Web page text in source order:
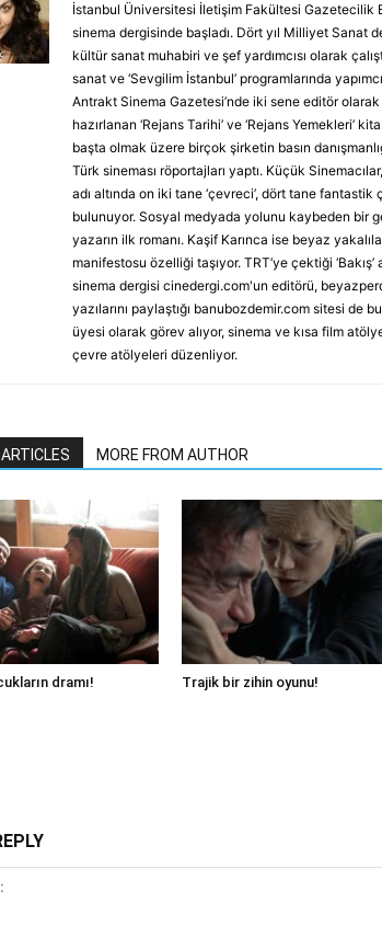
İstanbul Üniversitesi İletişim Fakültesi Gazetecilik
sinema dergisinde başladı. Dört yıl Milliyet Sanat
kültür sanat muhabiri ve şef yardımcısı olarak
sanat ve ‘Sevgilim İstanbul’ programlarında
Antrakt Sinema Gazetesi’nde iki sene editör olarak
hazırlanan ‘Rejans Tarihi’ ve ‘Rejans Yemekleri’
başta olmak üzere birçok şirketin basın
Türk sineması röportajları yaptı. Küçük
adı altında on iki tane ‘çevreci’, dört tane
bulunuyor. Sosyal medyada yolunu kaybeden bir
yazarın ilk romanı. Kaşif Karınca ise beyaz
manifestosu özelliği taşıyor. TRT’ye çektiği
sinema dergisi cinedergi.com'un editörü,
yazılarını paylaştığı banubozdemir.com sitesi
üyesi olarak görev alıyor, sinema ve kısa film
çevre atölyeleri düzenliyor.
MORE FROM AUTHOR
dramı! Trajik bir zihin oyunu!